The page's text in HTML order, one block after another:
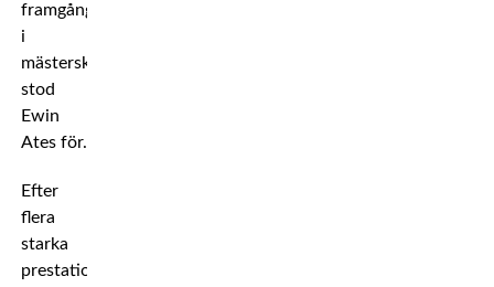
framgången
i
mästerskapet
stod
Ewin
Ates för.
Efter
flera
starka
prestationer